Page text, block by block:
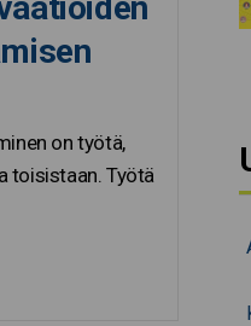
on työtä,
toisistaan. Työtä